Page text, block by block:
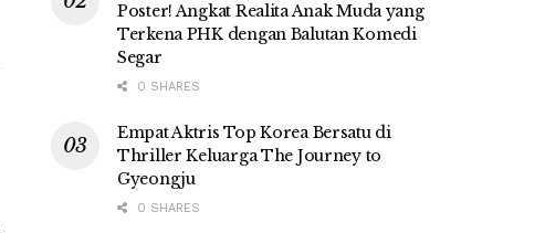
Poster! Angkat Realita Anak Muda yang
Terkena PHK dengan Balutan Komedi
Segar
0 SHARES
Empat Aktris Top Korea Bersatu di
Thriller Keluarga The Journey to
Gyeongju
0 SHARES